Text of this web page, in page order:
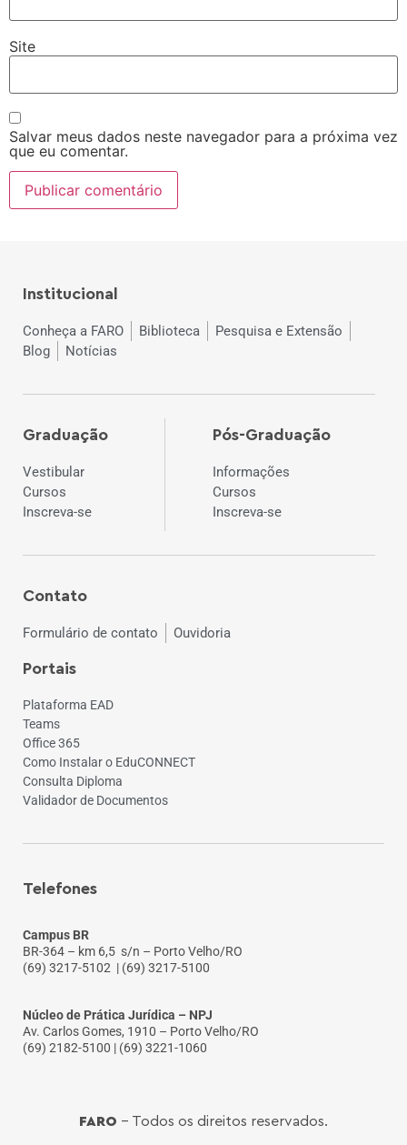
Site
Salvar meus dados neste navegador para a próxima vez
que eu comentar.
Institucional
Conheça a FARO Biblioteca
Pesquisa e Extensão
Blog
Notícias
Graduação
Vestibular
Cursos
Inscreva-se
Pós-Graduação
Informações
Cursos
Inscreva-se
Contato
Formulário de contato Ouvidoria
Portais
Plataforma EAD
Teams
Office 365
Como Instalar o EduCONNECT
Consulta Diploma
Validador de Documentos
Telefones
Campus BR
BR-364 – km 6,5 s/n – Porto Velho/RO
(69) 3217-5102 | (69) 3217-5100
Núcleo de Prática Jurídica – NPJ
Av. Carlos Gomes, 1910 – Porto Velho/RO
(69) 2182-5100 | (69) 3221-1060
FARO - Todos os direitos reservados.